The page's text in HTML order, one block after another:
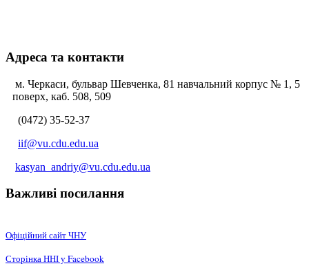
Адреса та контакти
м. Черкаси, бульвар Шевченка, 81 навчальний корпус № 1, 5
поверх, каб. 508, 509
(0472) 35-52-37
iif@vu.cdu.edu.ua
kasyan_andriy@vu.cdu.edu.ua
Важливі посилання
Офіційний сайт ЧНУ
Сторінка ННІ у Facebook